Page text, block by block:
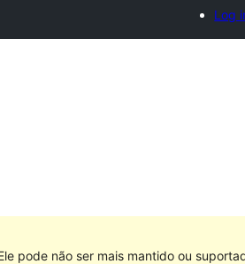
Log
pode não ser mais mantido ou